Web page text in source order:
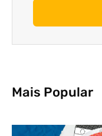
Mais Popular